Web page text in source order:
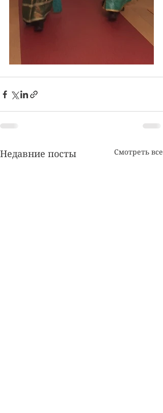
Недавние посты Смотреть все